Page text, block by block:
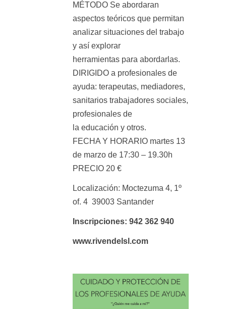
MÉTODO Se abordaran
aspectos teóricos que permitan
analizar situaciones del trabajo
y así explorar
herramientas para abordarlas.
DIRIGIDO a profesionales de
ayuda: terapeutas, mediadores,
sanitarios trabajadores sociales,
profesionales de
la educación y otros.
FECHA Y HORARIO martes 13
de marzo de 17:30 – 19.30h
PRECIO 20 €
Localización: Moctezuma 4, 1º
of. 4 39003 Santander
Inscripciones: 942 362 940
www.rivendelsl.com